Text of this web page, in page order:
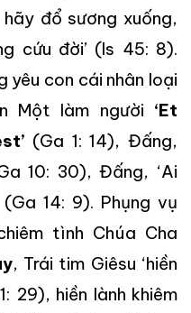
hãy đổ sương xuống,
cứu đời’ (Is 45: 8).
yêu con cái nhân loại
Một làm người ‘Et
(Ga 1: 14), Đấng,
10: 30), Đấng, ‘Ai
14: 9). Phụng vụ
tình Chúa Cha
, Trái tim Giêsu ‘hiền
29), hiền lành khiêm